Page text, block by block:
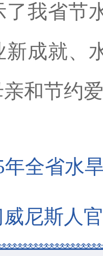
了我省节
新成就、
和节约
年全省水
尼斯人